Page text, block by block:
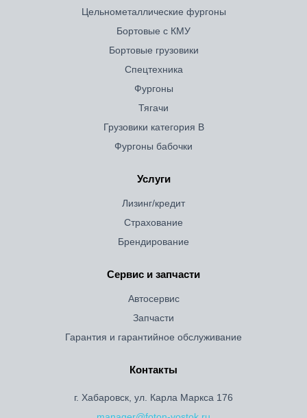
Цельнометаллические фургоны
Бортовые с КМУ
Бортовые грузовики
Спецтехника
Фургоны
Тягачи
Грузовики категория B
Фургоны бабочки
Услуги
Лизинг/кредит
Страхование
Брендирование
Сервис и запчасти
Автосервис
Запчасти
Гарантия и гарантийное обслуживание
Контакты
г. Хабаровск, ул. Карла Маркса 176